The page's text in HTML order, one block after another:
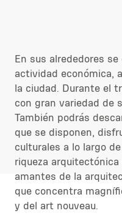
En sus alrededores
actividad económica,
la ciudad. Durante el
con gran variedad de
También podrás
que se disponen,
culturales a lo largo
riqueza
amantes de la
que concentra
y del art nouveau.